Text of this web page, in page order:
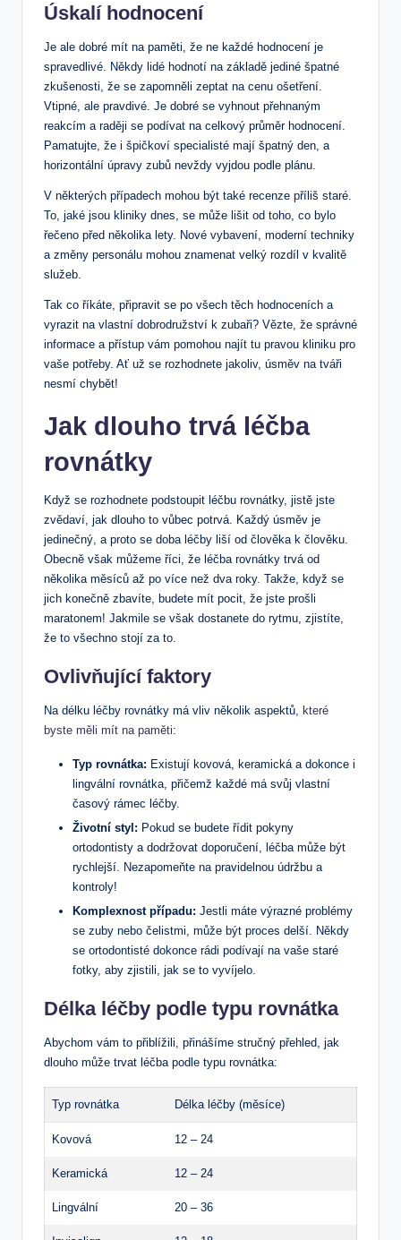
Úskalí hodnocení
Je ale dobré mít na paměti, že ne každé hodnocení je
spravedlivé. Někdy lidé hodnotí na základě jediné špatné
zkušenosti, že se zapomněli zeptat na cenu ošetření.
Vtipné, ale pravdivé. Je dobré se vyhnout přehnaným
reakcím a raději se podívat na celkový průměr hodnocení.
Pamatujte, že i špičkoví specialisté mají špatný den, a
horizontální úpravy zubů nevždy vyjdou podle plánu.
V některých případech mohou být také recenze příliš staré.
To, jaké jsou kliniky dnes, se může lišit od toho, co bylo
řečeno před několika lety. Nové vybavení, moderní techniky
a změny personálu mohou znamenat velký rozdíl v kvalitě
služeb.
Tak co říkáte, připravit se po všech těch hodnoceních a
vyrazit na vlastní dobrodružství k zubaři? Vězte, že správné
informace a přístup vám pomohou najít tu pravou kliniku pro
vaše potřeby. Ať už se rozhodnete jakoliv, úsměv na tváři
nesmí chybět!
Jak dlouho trvá léčba
rovnátky
Když se rozhodnete podstoupit léčbu rovnátky, jistě jste
zvědaví, jak dlouho to vůbec potrvá. Každý úsměv je
jedinečný, a proto se doba léčby liší od člověka k člověku.
Obecně však můžeme říci, že léčba rovnátky trvá od
několika měsíců až po více než dva roky. Takže, když se
jich konečně zbavíte, budete mít pocit, že jste prošli
maratonem! Jakmile se však dostanete do rytmu, zjistíte,
že to všechno stojí za to.
Ovlivňující faktory
Na délku léčby rovnátky má vliv několik aspektů,
které
byste měli mít na paměti:
Typ rovnátka: Existují kovová, keramická a dokonce i
lingvální rovnátka, přičemž každé má svůj vlastní
časový rámec léčby.
Životní styl: Pokud se budete řídit pokyny
ortodontisty a dodržovat doporučení, léčba může být
rychlejší. Nezapomeňte na pravidelnou údržbu a
kontroly!
Komplexnost případu: Jestli máte výrazné problémy
se zuby nebo čelistmi, může být proces delší. Někdy
se ortodontisté dokonce rádi podívají na vaše staré
fotky, aby zjistili, jak se to vyvíjelo.
Délka léčby podle typu rovnátka
Abychom vám to přiblížili, přinášíme stručný přehled, jak
dlouho může trvat léčba podle typu rovnátka:
Typ rovnátka Délka léčby (měsíce)
Kovová 12 – 24
Keramická 12 – 24
Lingvální 20 – 36